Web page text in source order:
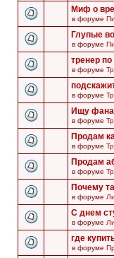
Миф о
в форуме
Глупые
в форуме
тренер по
в форуме
в форуме
Ищу
в форуме
Продам
в форуме
Продам
в форуме
Почему
в форуме
С днем
в форуме
где
в форуме